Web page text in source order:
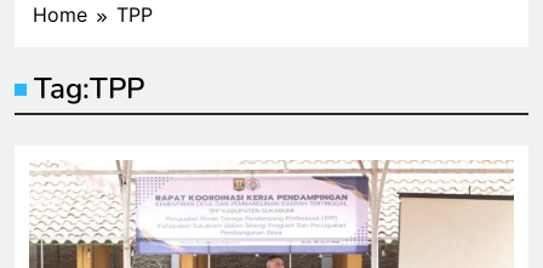
Home TPP
Tag:TPP